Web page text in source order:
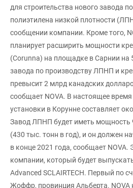
для строительства нового завода
полиэтилена низкой плотности
сообщении компании. Кроме того,
планирует расширить мощности
(Corunna) на площадке в Сарнии на
завода по производству ЛПНП и
превысит 2 млрд канадских
сообщает NOVA. В настоящее
установки в Корунне составляет
Завод ЛПНП будет иметь мощность
(430 тыс. тонн в год), и он должен
в конце 2021 года, сообщает NOVA.
компании, который будет
Advanced SCLAIRTECH. Первый по
Жоффр, провинция Альберта.